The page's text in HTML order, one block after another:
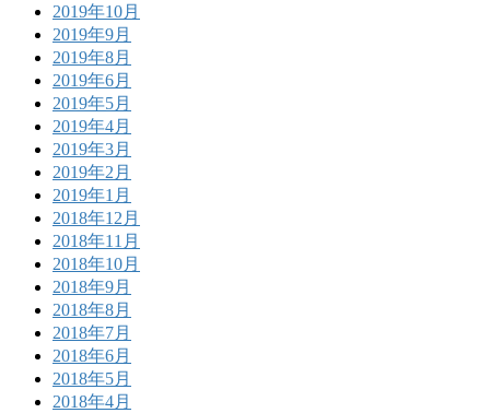
2019年10月
2019年9月
2019年8月
2019年6月
2019年5月
2019年4月
2019年3月
2019年2月
2019年1月
2018年12月
2018年11月
2018年10月
2018年9月
2018年8月
2018年7月
2018年6月
2018年5月
2018年4月